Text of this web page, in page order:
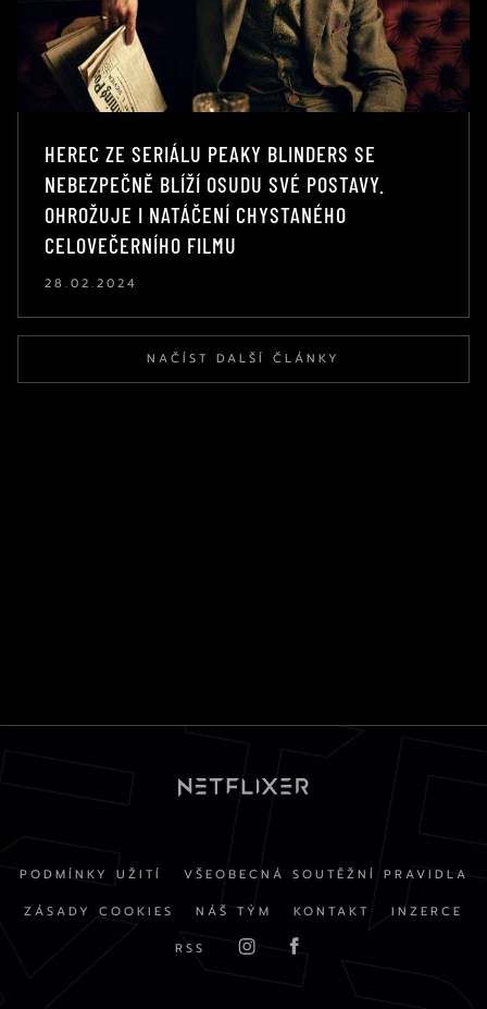
HEREC ZE SERIÁLU PEAKY BLINDERS SE
NEBEZPEČNĚ BLÍŽÍ OSUDU SVÉ POSTAVY.
OHROŽUJE I NATÁČENÍ CHYSTANÉHO
CELOVEČERNÍHO FILMU
28.02.2024
NAČÍST DALŠÍ ČLÁNKY
PODMÍNKY UŽITÍ
VŠEOBECNÁ SOUTĚŽNÍ PRAVIDLA
ZÁSADY COOKIES
NÁŠ TÝM KONTAKT
INZERCE
RSS